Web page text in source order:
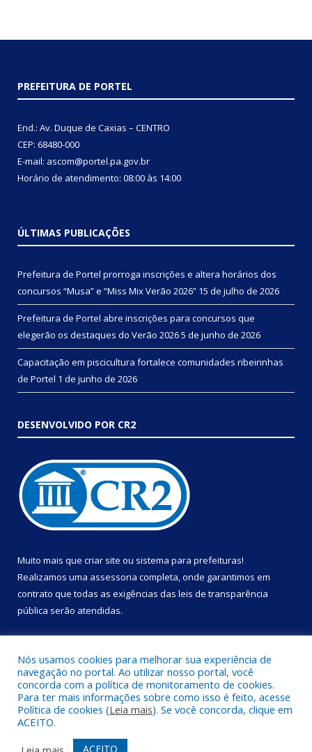
PREFEITURA DE PORTEL
End.: Av. Duque de Caxias – CENTRO
CEP: 68480-000
E-mail: ascom@portel.pa.gov.br
Horário de atendimento: 08:00 às 14:00
ÚLTIMAS PUBLICAÇÕES
Prefeitura de Portel prorroga inscrições e altera horários dos
concursos “Musa” e “Miss Mix Verão 2026” 15 de julho de 2026
Prefeitura de Portel abre inscrições para concursos que
elegerão os destaques do Verão 20265 de junho de 2026
Capacitação em piscicultura fortalece comunidades ribeirinhas
de Portel 1 de junho de 2026
DESENVOLVIDO POR CR2
Muito mais que criar site ou sistema para prefeituras!
Realizamos uma assessoria completa, onde garantimos em
contrato que todas as exigências das leis de transparência
pública serão atendidas.
Todos os direitos reservados a Prefeitura Municipal de Portel.
Mapa do Site Acessar Área Administrativa
Nós usamos cookies para melhorar sua experiência de
navegação no portal. Ao utilizar nosso portal, você
concorda com a política de monitoramento de cookies.
Para ter mais informações sobre como isso é feito, acesse
Política de cookies (Leia mais). Se você concorda, clique em
ACEITO.
ACEITO